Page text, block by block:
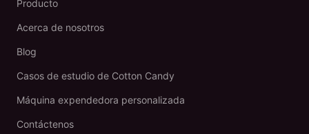
Producto
Acerca de nosotros
Blog
Casos de estudio de Cotton Candy
Máquina expendedora personalizada
Contáctenos